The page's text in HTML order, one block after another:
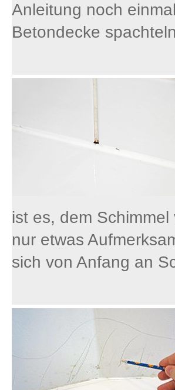
Anleitung noch
Betondecke
ist es, dem
nur etwas
sich von Anfang an